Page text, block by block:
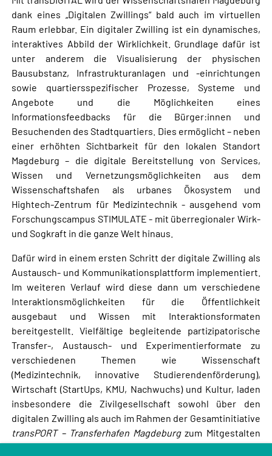
dank eines „Digitalen Zwillings“ bald auch im virtuellen
Raum erlebbar. Ein digitaler Zwilling ist ein dynamisches,
interaktives Abbild der Wirklichkeit. Grundlage dafür ist
unter anderem die Visualisierung der physischen
Bausubstanz, Infrastrukturanlagen und -einrichtungen
sowie quartiersspezifischer Prozesse, Systeme und
Angebote und die Möglichkeiten eines
Informationsfeedbacks für die Bürger:innen und
Besuchenden des Stadtquartiers. Dies ermöglicht – neben
einer erhöhten Sichtbarkeit für den lokalen Standort
Magdeburg – die digitale Bereitstellung von Services,
Wissen und Vernetzungsmöglichkeiten aus dem
Wissenschaftshafen als urbanes Ökosystem und
Hightech-Zentrum für Medizintechnik - ausgehend vom
Forschungscampus STIMULATE - mit überregionaler Wirk-
und Sogkraft in die ganze Welt hinaus.
Dafür wird in einem ersten Schritt der digitale Zwilling als
Austausch- und Kommunikationsplattform implementiert.
Im weiteren Verlauf wird diese dann um verschiedene
Interaktionsmöglichkeiten für die Öffentlichkeit
ausgebaut und Wissen mit Interaktionsformaten
bereitgestellt. Vielfältige begleitende partizipatorische
Transfer-, Austausch- und Experimentierformate zu
verschiedenen Themen wie Wissenschaft
(Medizintechnik, innovative Studierendenförderung),
Wirtschaft (StartUps, KMU, Nachwuchs) und Kultur, laden
insbesondere die Zivilgesellschaft sowohl über den
digitalen Zwilling als auch im Rahmen der Gesamtinitiative
transPORT – Transferhafen Magdeburgzum Mitgestalten